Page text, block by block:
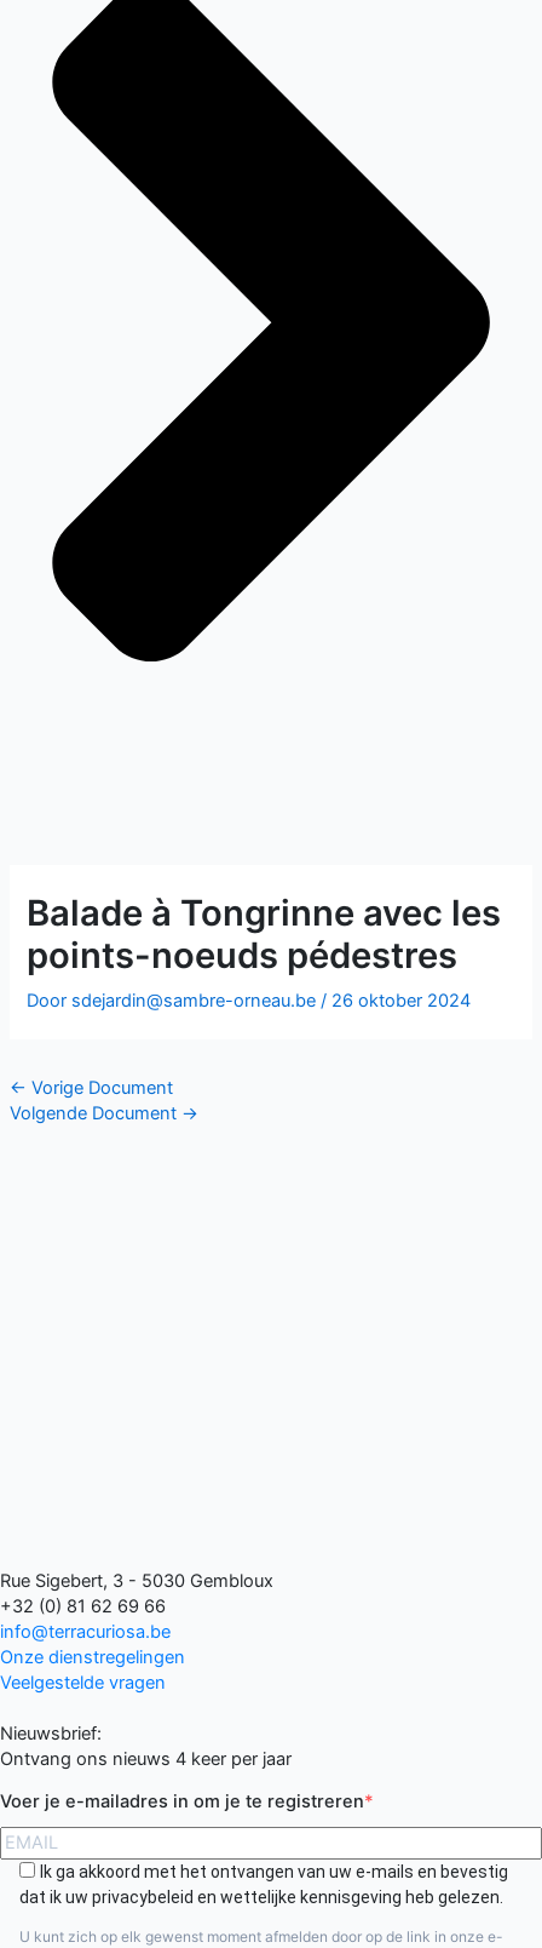
Balade à Tongrinne avec les
points-noeuds pédestres
Door sdejardin@sambre-orneau.be / 26 oktober 2024
← Vorige Document
Volgende Document →
Rue Sigebert, 3 - 5030 Gembloux
+32 (0) 81 62 69 66
info@terracuriosa.be
Onze dienstregelingen
Veelgestelde vragen
Nieuwsbrief:
Ontvang ons nieuws 4 keer per jaar
Voer je e-mailadres in om je te registreren
Ik ga akkoord met het ontvangen van uw e-mails en bevestig
dat ik uw privacybeleid en wettelijke kennisgeving heb gelezen.
U kunt zich op elk gewenst moment afmelden door op de link in onze e-